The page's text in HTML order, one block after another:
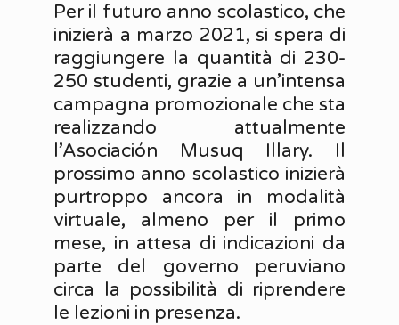
Per il futuro anno scolastico, che
inizierà a marzo 2021, si spera di
raggiungere la quantità di 230-
250 studenti, grazie a un’intensa
campagna promozionale che sta
realizzando attualmente
l’Asociación Musuq Illary. Il
prossimo anno scolastico inizierà
purtroppo ancora in modalità
virtuale, almeno per il primo
mese, in attesa di indicazioni da
parte del governo peruviano
circa la possibilità di riprendere
le lezioni in presenza.